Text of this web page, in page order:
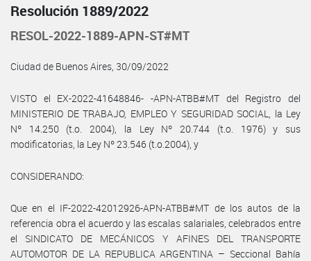
Resolución 1889/2022
RESOL-2022-1889-APN-ST#MT
Ciudad de Buenos Aires, 30/09/2022
VISTO el EX-2022-41648846- -APN-ATBB#MT del Registro del
MINISTERIO DE TRABAJO, EMPLEO Y SEGURIDAD SOCIAL, la Ley
Nº 14.250 (t.o. 2004), la Ley Nº 20.744 (t.o. 1976) y sus
modificatorias, la Ley Nº 23.546 (t.o.2004), y
CONSIDERANDO:
Que en el IF-2022-42012926-APN-ATBB#MT de los autos de la
referencia obra el acuerdo y las escalas salariales, celebrados entre
el SINDICATO DE MECÁNICOS Y AFINES DEL TRANSPORTE
AUTOMOTOR DE LA REPUBLICA ARGENTINA – Seccional Bahía